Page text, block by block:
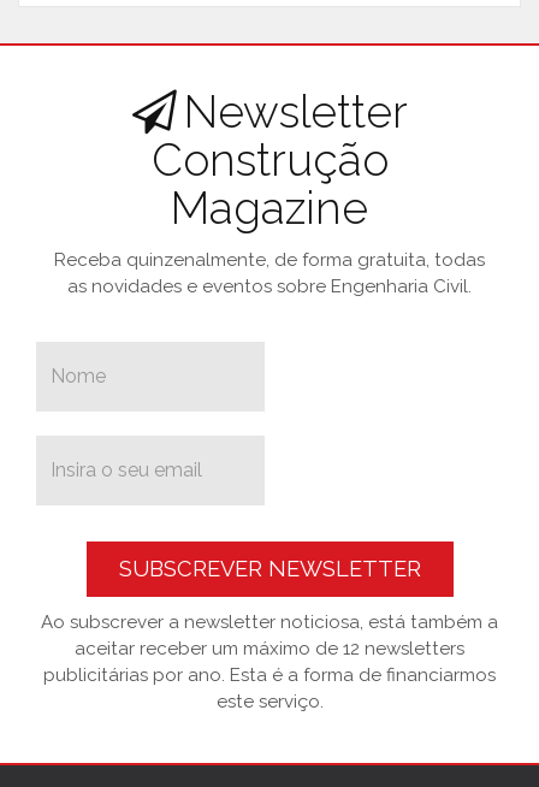
Newsletter
Construção
Magazine
Receba quinzenalmente, de forma gratuita, todas
as novidades e eventos sobre Engenharia Civil.
SUBSCREVER NEWSLETTER
Ao subscrever a newsletter noticiosa, está também a
aceitar receber um máximo de 12 newsletters
publicitárias por ano. Esta é a forma de financiarmos
este serviço.